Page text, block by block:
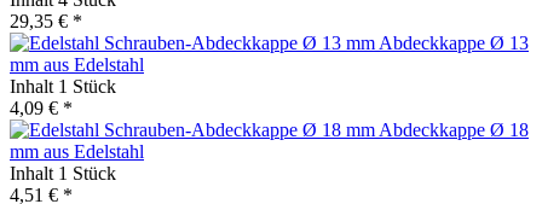
29,35 € *
Abdeckkappe Ø 13
mm aus Edelstahl
Inhalt 1 Stück
4,09 € *
Abdeckkappe Ø 18
mm aus Edelstahl
Inhalt 1 Stück
4,51 € *